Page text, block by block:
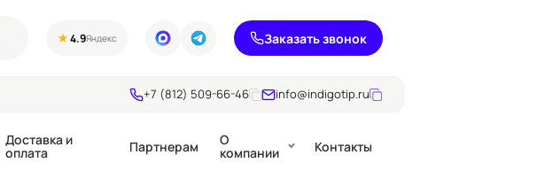
★4.9Яндекс Заказать звонок
+7 (812) 509-66-46 info@indigotip.ru
Доставка и
оплата Партнерам О
компании Контакты